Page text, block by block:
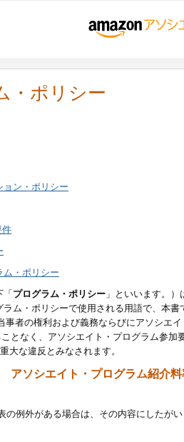
・ポリシー
ン・ポリシー
件
ム・ポリシー
「プログラム・ポリシー 」といいます。）
ム・ポリシーで使用される用語で、本
者の権利および義務ならびにアソシエ
となく、アソシエイト・プログラム参
大な違反とみなされます。
アソシエイト・プログラム紹介
の例外がある場合は、その内容にしたが